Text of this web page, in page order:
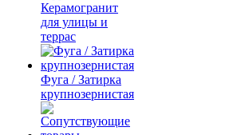
Керамогранит
для улицы и
террас
Фуга / Затирка
крупнозернистая